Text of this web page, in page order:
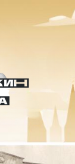
ремесел
«Метелица»